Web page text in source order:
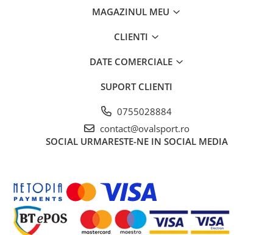
MAGAZINUL MEU
CLIENTI
DATE COMERCIALE
SUPORT CLIENTI
0755028884
contact@ovalsport.ro
SOCIAL URMARESTE-NE IN SOCIAL MEDIA